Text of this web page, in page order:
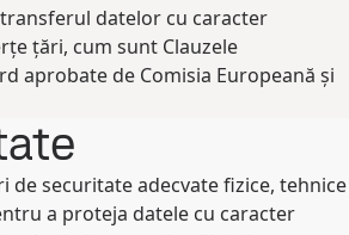
datelor cu caracter
țări, cum sunt Clauzele
aprobate de Comisia Europeană și
de securitate adecvate fizice, tehnice
a proteja datele cu caracter